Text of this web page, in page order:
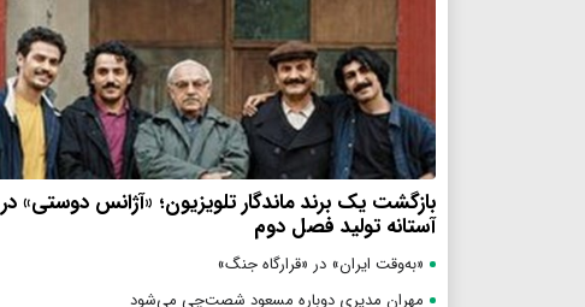
بازگشت یک برند ماندگار تلویزیون؛ «آژانس دوستی» در
آستانه تولید فصل دوم
«به‌وقت ایران» در «قرارگاه جنگ»
مهران مدیری دوباره مسعود شصت‌چی می‌شود